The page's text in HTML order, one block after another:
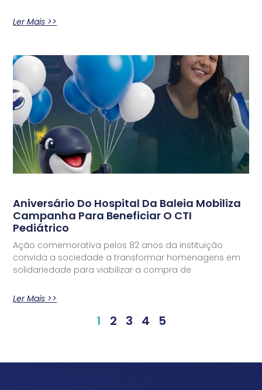
Ler Mais >>
Aniversário Do Hospital Da Baleia Mobiliza
Campanha Para Beneficiar O CTI
Pediátrico
Ação comemorativa pelos 82 anos da instituição
convida a sociedade a transformar homenagens em
solidariedade para viabilizar a compra de
Ler Mais >>
1 2 3 4 5